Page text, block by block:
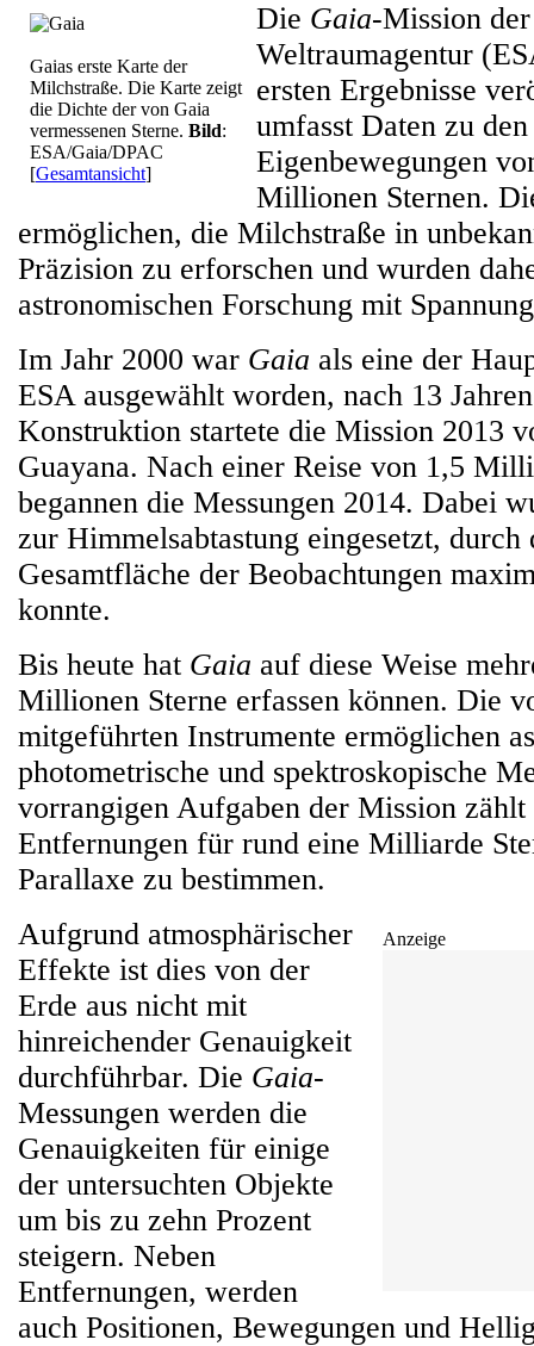
Gaias erste Karte der
Milchstraße. Die Karte zeigt
die Dichte der von Gaia
vermessenen Sterne. Bild:
ESA/Gaia/DPAC
[Gesamtansicht]
Die Gaia-Mission
Weltraumagentur
ersten Ergebnisse
umfasst Daten zu
Eigenbewegungen
Millionen Sternen.
ermöglichen, die Milchstraße in
Präzision zu erforschen und wurden
astronomischen Forschung mit
Im Jahr 2000 war Gaia als eine der
ESA ausgewählt worden, nach 13
Konstruktion startete die Mission 2013
Guayana. Nach einer Reise von 1,5
begannen die Messungen 2014. Dabei
zur Himmelsabtastung eingesetzt, durch
Gesamtfläche der Beobachtungen
konnte.
Bis heute hat Gaia auf diese Weise
Millionen Sterne erfassen können. Die
mitgeführten Instrumente ermöglichen
photometrische und spektroskopische
vorrangigen Aufgaben der Mission zählt
Entfernungen für rund eine Milliarde
Parallaxe zu bestimmen.
Anzeige
Aufgrund atmosphärischer
Effekte ist dies von der
Erde aus nicht mit
hinreichender Genauigkeit
durchführbar. Die Gaia-
Messungen werden die
Genauigkeiten für einige
der untersuchten Objekte
um bis zu zehn Prozent
steigern. Neben
Entfernungen, werden
auch Positionen, Bewegungen und